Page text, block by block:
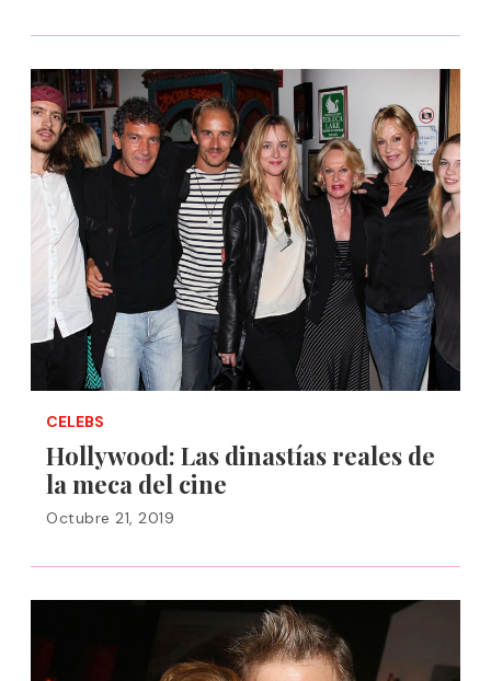
CELEBS
Hollywood: Las dinastías reales de
la meca del cine
Octubre 21, 2019